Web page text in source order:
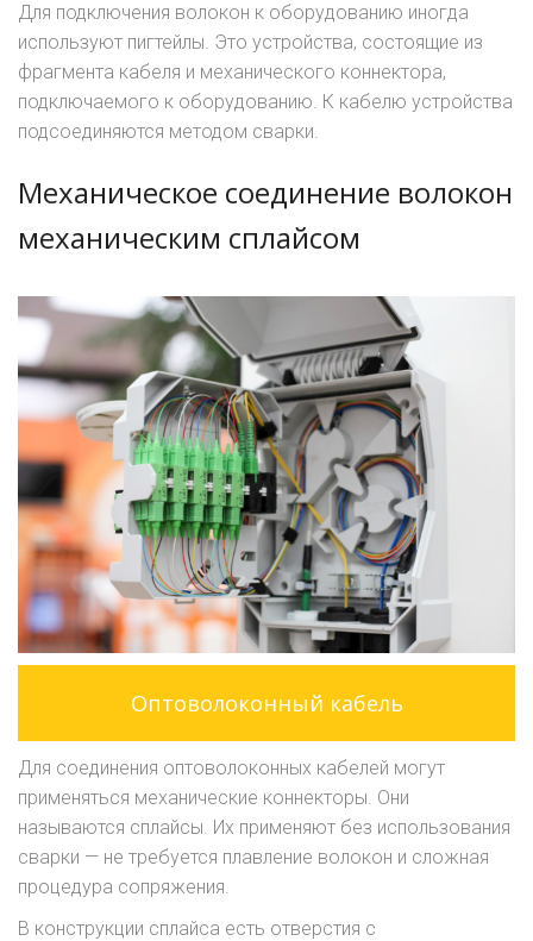
Для подключения волокон к оборудованию иногда
используют пигтейлы. Это устройства, состоящие из
фрагмента кабеля и механического коннектора,
подключаемого к оборудованию. К кабелю устройства
подсоединяются методом сварки.
Механическое соединение волокон
механическим сплайсом
Оптоволоконный кабель
Для соединения оптоволоконных кабелей могут
применяться механические коннекторы. Они
называются сплайсы. Их применяют без использования
сварки — не требуется плавление волокон и сложная
процедура сопряжения.
В конструкции сплайса есть отверстия с